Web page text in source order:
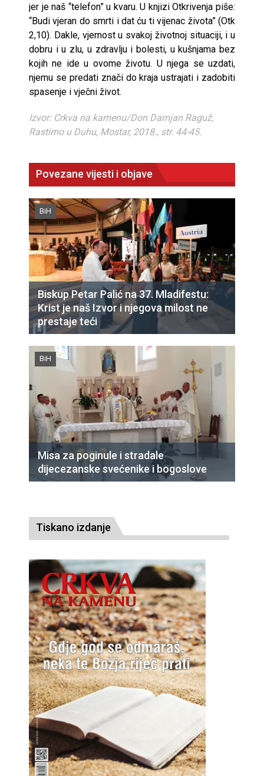
jer je naš “telefon” u kvaru. U knjizi Otkrivenja piše:
“Budi vjeran do smrti i dat ću ti vijenac života” (Otk
2,10). Dakle, vjernost u svakoj životnoj situaciji, i u
dobru i u zlu, u zdravlju i bolesti, u kušnjama bez
kojih ne ide u ovome životu. U njega se uzdati,
njemu se predati znači do kraja ustrajati i zadobiti
spasenje i vječni život.
Izvor: Crkva na kamenu/Don Damjan Raguž,
Rastimo u Duhu, Mostar, 2018., str. 44-45.
Povezane vijesti i objave
BiH
Biskup Petar Palić na 37. Mladifestu:
Krist je naš Izvor i njegova milost ne
prestaje teći
BiH
Misa za poginule i stradale
dijecezanske svećenike i bogoslove
Tiskano izdanje